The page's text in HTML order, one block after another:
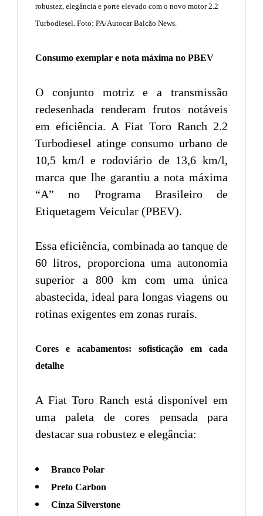
robustez, elegância e porte elevado com o novo motor 2.2
Turbodiesel. Foto: PA/Autocar Balcão News.
Consumo exemplar e nota máxima no PBEV
O conjunto motriz e a transmissão
redesenhada renderam frutos notáveis
em eficiência. A Fiat Toro Ranch 2.2
Turbodiesel atinge consumo urbano de
10,5 km/l e rodoviário de 13,6 km/l,
marca que lhe garantiu a nota máxima
“A” no Programa Brasileiro de
Etiquetagem Veicular (PBEV).
Essa eficiência, combinada ao tanque de
60 litros, proporciona uma autonomia
superior a 800 km com uma única
abastecida, ideal para longas viagens ou
rotinas exigentes em zonas rurais.
Cores e acabamentos: sofisticação em cada
detalhe
A Fiat Toro Ranch está disponível em
uma paleta de cores pensada para
destacar sua robustez e elegância:
Branco Polar
Preto Carbon
Cinza Silverstone